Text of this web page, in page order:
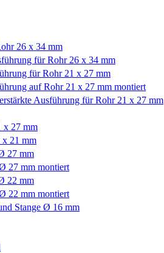
26 x 34 mm
für Rohr 26 x 34 mm
für Rohr 21 x 27 mm
auf Rohr 21 x 27 mm montiert
Ausführung für Rohr 21 x 27 mm
x 27 mm
x 21 mm
27 mm
27 mm montiert
22 mm
22 mm montiert
Stange Ø 16 mm